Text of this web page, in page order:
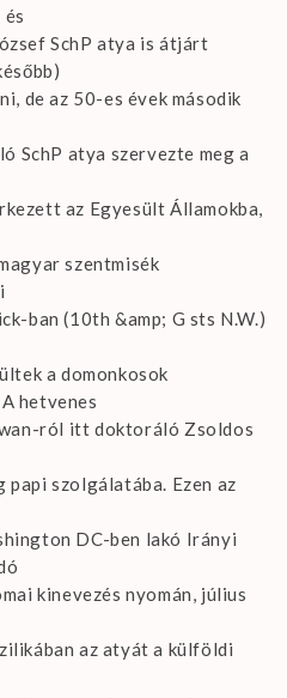
SchP atya is átjárt
de az 50-es évek második
SchP atya szervezte meg a
az Egyesült Államokba,
szentmisék
ban (10th &amp; G sts N.W.)
a domonkosok
hetvenes
ról itt doktoráló Zsoldos
szolgálatába. Ezen az
DC-ben lakó Irányi
kinevezés nyomán, július
az atyát a külföldi